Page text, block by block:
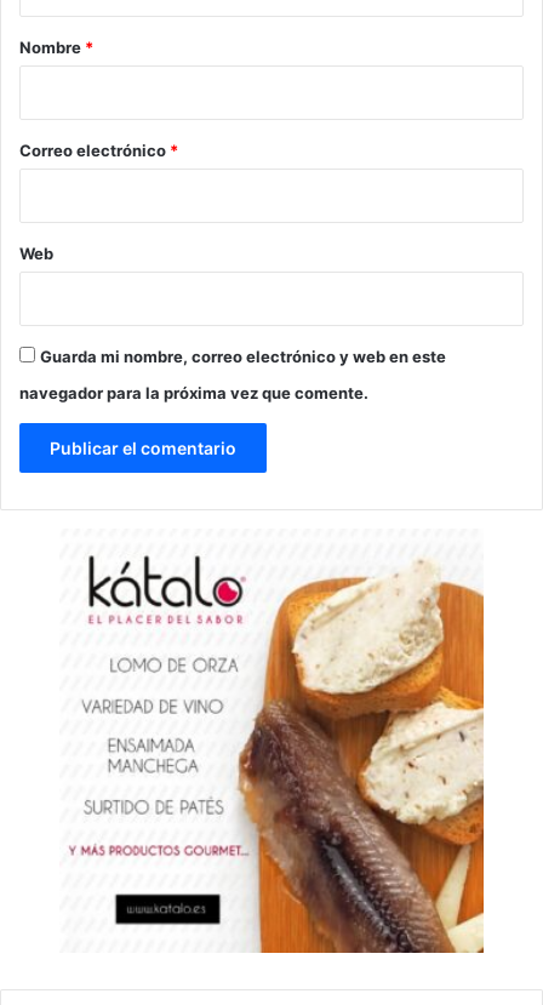
r
*
Nombre *
Correo electrónico *
Web
Guarda mi nombre, correo electrónico y web en este
navegador para la próxima vez que comente.